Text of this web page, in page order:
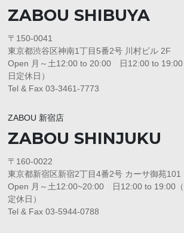
ZABOU SHIBUYA
〒150-0041
東京都渋谷区神南1丁目5番2号 川村ビル 2F
Open 月～土12:00 to 20:00 日12:00 to 19:00
日定休日）
Tel & Fax 03-3461-7773
ZABOU 新宿店
ZABOU SHINJUKU
〒160-0022
東京都新宿区新宿2丁目4番2号 カーサ御苑101
Open 月～土12:00~20:00 日12:00 to 19:00（
定休日）
Tel & Fax 03-5944-0788